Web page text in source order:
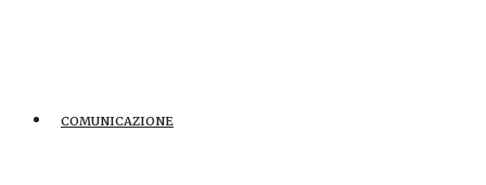
COMUNICAZIONE